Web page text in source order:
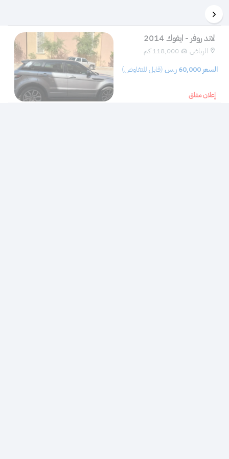
لاند روفر - ايفوك 2014
الرياض
118,000 كم
60,000 ر.س (قابل للتفاوض)
إعلان مغلق